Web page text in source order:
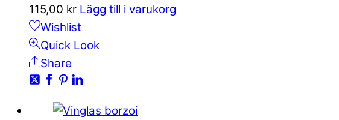
115,00 kr Lägg till i varukorg
Wishlist
Quick Look
Share